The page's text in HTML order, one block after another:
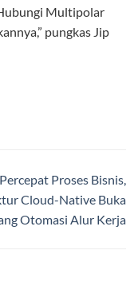
Multipolar
pungkas Jip
Percepat Proses Bisnis,
Cloud-Native Buka
Otomasi Alur Kerja